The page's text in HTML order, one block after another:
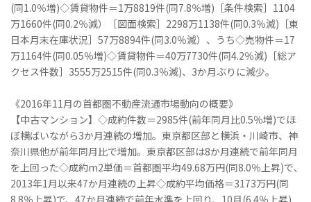
(同1.0％増)◇賃貸物件＝1万8819件(同7.8％増)［条件検索］1104
万1660件(同0.2％減）［図面検索］2298万1138件(同0.3％減)［東
日本月末在庫状況］57万8894件(同3.0％減）、うち◇売物件＝17
万1164件(同0.05％増)◇賃貸物件＝40万7730件(同4.2％減)［総ア
クセス件数］3555万2515件(同0.3％減)、3か月ぶりに減少。
《2016年11月の首都圏不動産流通市場動向の概要》
【中古マンション】◇成約件数＝2985件(前年同月比0.5％増)でほ
ぼ横ばいながら3か月連続の増加。東京都区部と横浜・川崎市、神
奈川県他が前年同月比で増加。東京都区部は8か月連続で前年同月
を上回った◇成約m2単価＝首都圏平均49.68万円(同8.0％上昇)で､
2013年1月以来47か月連続の上昇◇成約平均価格＝3173万円(同